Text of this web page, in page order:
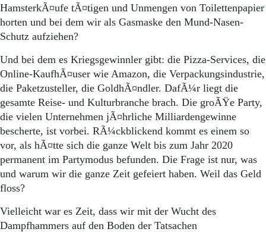
HamsterkÃ¤ufe tÃ¤tigen und Unmengen von Toilettenpapier
horten und bei dem wir als Gasmaske den Mund-Nasen-
Schutz aufziehen?
Und bei dem es Kriegsgewinnler gibt: die Pizza-Services, die
Online-KaufhÃ¤user wie Amazon, die Verpackungsindustrie,
die Paketzusteller, die GoldhÃ¤ndler. DafÃ¼r liegt die
gesamte Reise- und Kulturbranche brach. Die groÃŸe Party,
die vielen Unternehmen jÃ¤hrliche Milliardengewinne
bescherte, ist vorbei. RÃ¼ckblickend kommt es einem so
vor, als hÃ¤tte sich die ganze Welt bis zum Jahr 2020
permanent im Partymodus befunden. Die Frage ist nur, was
und warum wir die ganze Zeit gefeiert haben. Weil das Geld
floss?
Vielleicht war es Zeit, dass wir mit der Wucht des
Dampfhammers auf den Boden der Tatsachen